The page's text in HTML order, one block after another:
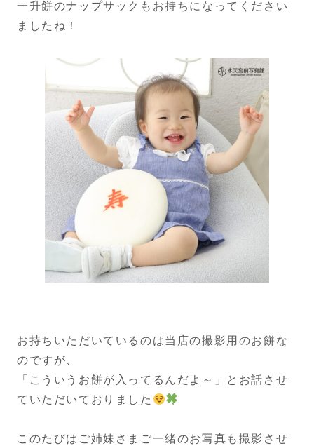
一升餅のナップサックもお持ちになってください
ましたね！
お持ちいただいているのは当店の撮影用のお餅な
のですが、
「こういうお餅が入ってるんだよ～」とお話させ
ていただいておりました
このたびはご姉妹さまご一緒のお写真も撮影させ